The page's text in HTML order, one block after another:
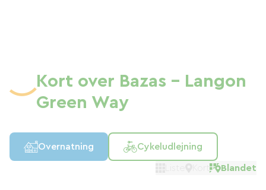
Kort over Bazas - Langon
Green Way
Overnatning Cykeludlejning
Blandet